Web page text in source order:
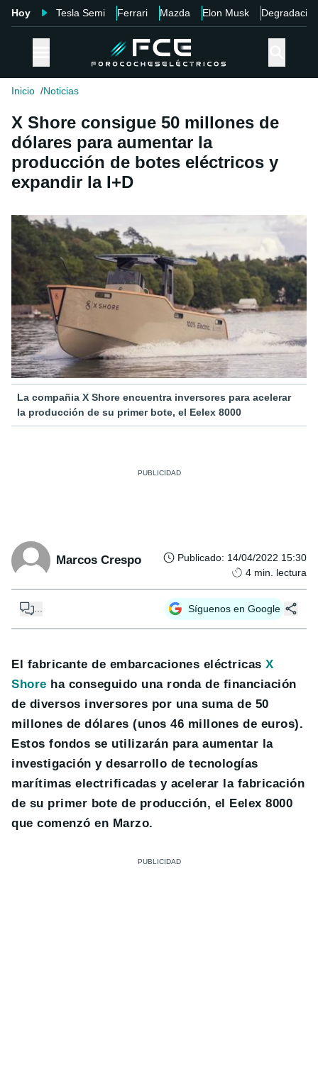
Hoy Tesla Semi Ferrari Mazda Elon Musk Degradación
Inicio Noticias
X Shore consigue 50 millones de
dólares para aumentar la
producción de botes eléctricos y
expandir la I+D
La compañia X Shore encuentra inversores para acelerar
la producción de su primer bote, el Eelex 8000
Marcos Crespo Publicado: 14/04/2022 15:30
4 min. lectura
Síguenos en Google
El fabricante de embarcaciones eléctricasX
Shore ha conseguido una ronda de financiación
de diversos inversores por una suma de 50
millones de dólares (unos 46 millones de euros).
Estos fondos se utilizarán para aumentar la
investigación y desarrollo de tecnologías
marítimas electrificadas y acelerar la fabricación
de su primer bote de producción, el Eelex 8000
que comenzó en Marzo.